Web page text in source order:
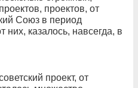
проектов, от
Союз в период
них, казалось, навсегда, в
проект, от